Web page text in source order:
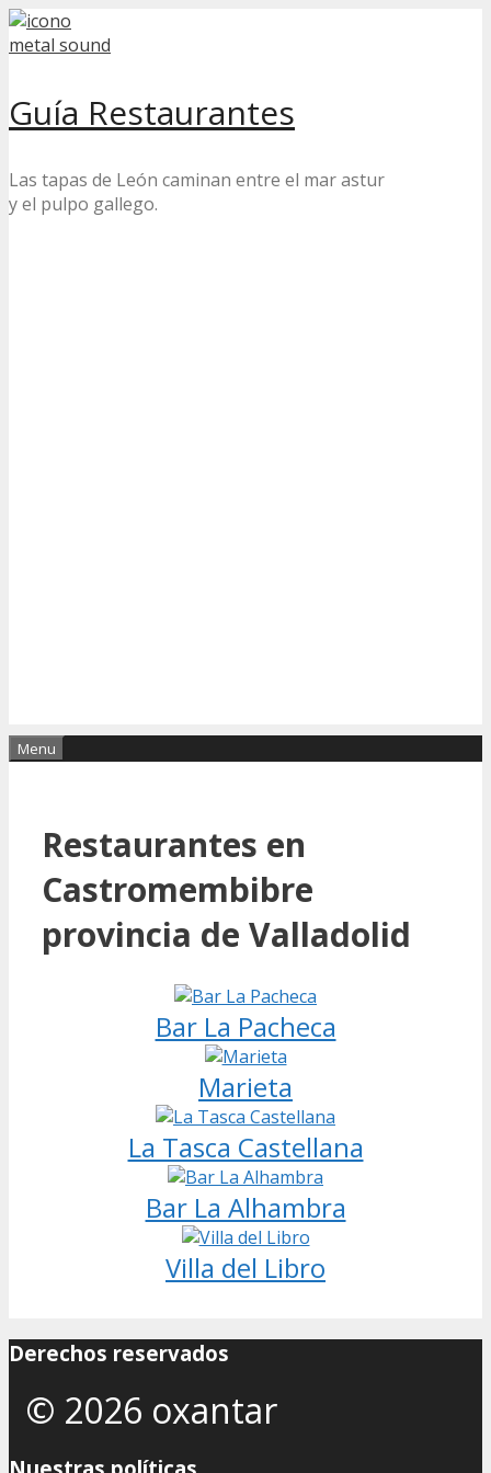
Skip
to
Guía Restaurantes
Las tapas de León caminan entre el mar astur
y el pulpo gallego.
Menu
Restaurantes en
Castromembibre
provincia de Valladolid
Bar La Pacheca
Marieta
La Tasca Castellana
Bar La Alhambra
Villa del Libro
Derechos reservados
© 2026 oxantar